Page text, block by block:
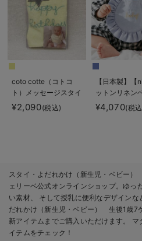
coto cotte（コトコ
ト）メッセージスタイ
｜出産 祝い
¥2,090(税込)
【日本製】【
ットンリネン
ブ
¥4,070(税
スタイ・よだれかけ（新生児・ベビー
ェリーベ公式オンラインショップ。ゆっ
い素材、 そして授乳に便利なデザイン
だれかけ（新生児・ベビー） 生後1歳7
新アイテムまでご購入いただけます。
イテムをチェック！